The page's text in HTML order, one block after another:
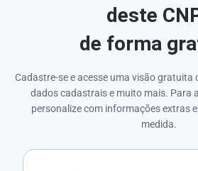
deste
de forma
Cadastre-se e acesse uma visão gratuita
dados cadastrais e muito mais. Para
personalize com informações extras
medida.